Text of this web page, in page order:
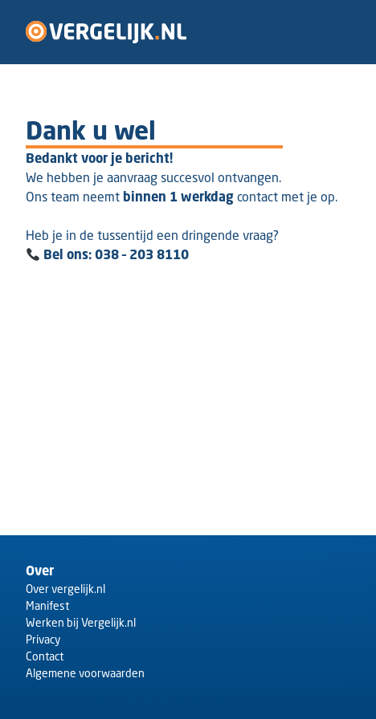
Dank u wel
Bedankt voor je bericht!
We hebben je aanvraag succesvol ontvangen.
Ons team neemt binnen 1 werkdag contact met je op.
Heb je in de tussentijd een dringende vraag?
Bel ons: 038 – 203 8110
Over
Over vergelijk.nl
Manifest
Werken bij Vergelijk.nl
Privacy
Contact
Algemene voorwaarden